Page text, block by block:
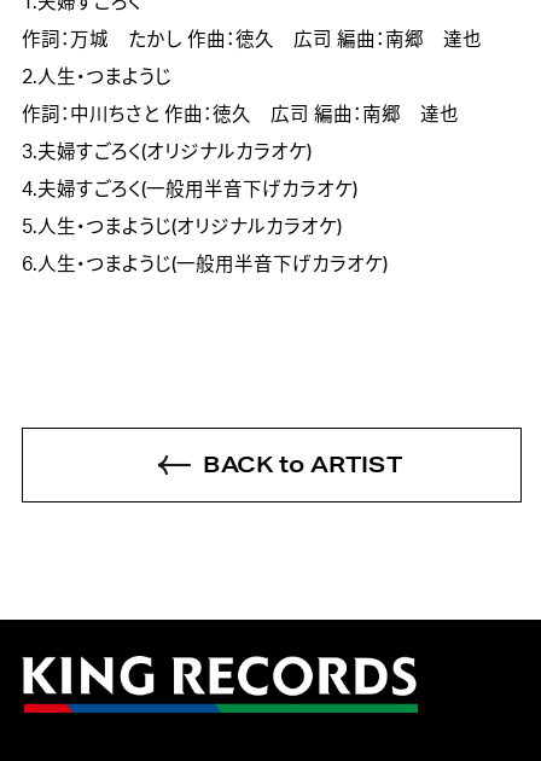
作詞：万城 たかし 作曲：徳久 広司 編曲：南郷 達也
2.人生・つまようじ
作詞：中川ちさと 作曲：徳久 広司 編曲：南郷 達也
3.夫婦すごろく(オリジナルカラオケ)
4.夫婦すごろく(一般用半音下げカラオケ)
5.人生・つまようじ(オリジナルカラオケ)
6.人生・つまようじ(一般用半音下げカラオケ)
BACK to ARTIST